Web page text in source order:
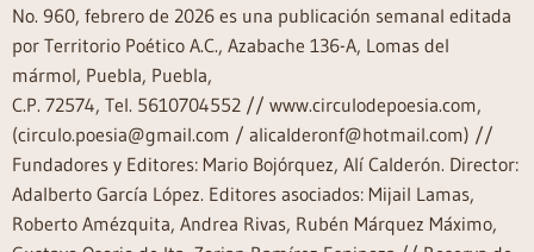
No. 960, febrero de 2026 es una publicación semanal editada
por Territorio Poético A.C., Azabache 136-A, Lomas del
mármol, Puebla, Puebla,
C.P. 72574, Tel. 5610704552 // www.circulodepoesia.com,
(circulo.poesia@gmail.com / alicalderonf@hotmail.com) //
Fundadores y Editores: Mario Bojórquez, Alí Calderón. Director:
Adalberto García López. Editores asociados: Mijail Lamas,
Roberto Amézquita, Andrea Rivas, Rubén Márquez Máximo,